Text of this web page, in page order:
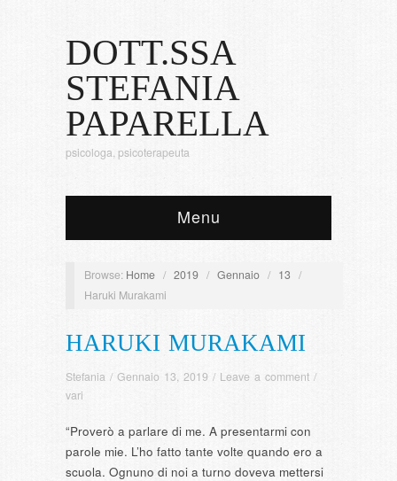
DOTT.SSA
STEFANIA
PAPARELLA
psicologa, psicoterapeuta
Menu
Browse: Home / 2019 / Gennaio / 13 /
Haruki Murakami
HARUKI MURAKAMI
Stefania / Gennaio 13, 2019 / Leave a comment /
vari
“Proverò a parlare di me. A presentarmi con
parole mie. L’ho fatto tante volte quando ero a
scuola. Ognuno di noi a turno doveva mettersi